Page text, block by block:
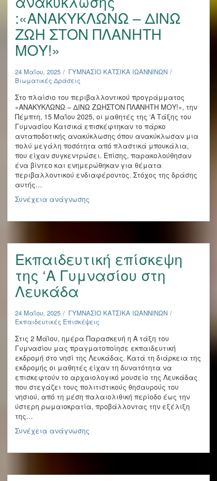
:«ΑΝΑΚΥΚΛΩΝΩ – ΔΙΝΩ
ΖΩΗ ΣΤΟΝ ΠΛΑΝΗΤΗ
ΜΟΥ!»
24 Μαΐου, 2025
ΓΥΜΝΑΣΙΟ ΚΑΤΣΙΚΑ ΙΩΑΝΝΙΝΩΝ
Βιωματικές Δράσεις
Στο πλαίσιο του περιβαλλοντικού προγράμματος
«ΑΝΑΚΥΚΛΩΝΩ – ΔΙΝΩ ΖΩΗΣΤΟΝ ΠΛΑΝΗΤΗ ΜΟΥ!», την
Πέμπτη, 15 Μαΐου 2025, οι μαθητές της ‘Α Τάξης του
Γυμνασίου Κατσικά επισκέφτηκαν το πάρκο
ανταποδοτικής ανακύκλωσης όπου ανακύκλωσαν μια
πολύ μεγάλη ποσότητα από πλαστικά μπουκάλια,
που είχαν συγκεντρώσει. Επίσης, παρακολούθησαν
ένα βίντεο και ενημερώθηκαν για θέματα
περιβαλλοντικού ενδιαφέροντος. Στόχος της δράσης
αυτής…
Συνέχεια ανάγνωσης
ΔΙΝΩ
ΖΩΗ
ΣΤΟΝ
ΠΛΑΝΗΤΗ
Εκπαιδευτική επίσκεψη
της ‘A Γυμνασίου στη
Λευκάδα
24 Μαΐου, 2025
ΓΥΜΝΑΣΙΟ ΚΑΤΣΙΚΑ ΙΩΑΝΝΙΝΩΝ
Εκπαιδευτικές Επισκέψεις
Στις 2 Μάϊου, ημέρα Παρασκευή η Α τάξη του
Γυμνασίου μας πραγματοποίησε εκπαιδευτική
εκδρομή στο νησί της Λευκάδας. Κατά τη διάρκεια της
εκδρομής οι μαθητές είχαν τη δυνατότητα να
επισκεφτούν το αρχαιολογικό μουσείο της Λευκάδας
που στεγάζει τους πολιτιστικούς θησαυρούς του
νησιού, από τη μέση παλαιολιθική περίοδο έως την
ύστερη ρωμαιοκρατία, προβάλλοντας την εξέλιξη
της…
Συνέχεια ανάγνωσης
στη